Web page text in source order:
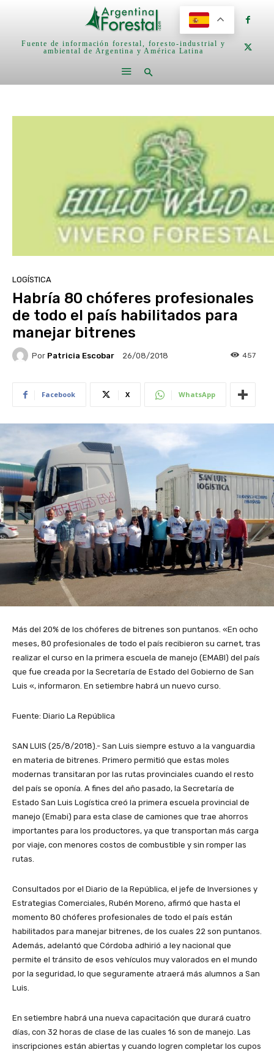
Fuente de información forestal, foresto-industrial y
ambiental de Argentina y América Latina
LOGÍSTICA
Habría 80 chóferes profesionales
de todo el país habilitados para
manejar bitrenes
Por Patricia Escobar 26/08/2018 457
Facebook X WhatsApp
Más del 20% de los chóferes de bitrenes son puntanos. «En ocho
meses, 80 profesionales de todo el país recibieron su carnet, tras
realizar el curso en la primera escuela de manejo (EMABI) del país
que fue creada por la Secretaría de Estado del Gobierno de San
Luis «, informaron. En setiembre habrá un nuevo curso.
Fuente: Diario La República
SAN LUIS (25/8/2018).- San Luis siempre estuvo a la vanguardia
en materia de bitrenes. Primero permitió que estas moles
modernas transitaran por las rutas provinciales cuando el resto
del país se oponía. A fines del año pasado, la Secretaría de
Estado San Luis Logística creó la primera escuela provincial de
manejo (Emabi) para esta clase de camiones que trae ahorros
importantes para los productores, ya que transportan más carga
por viaje, con menores costos de combustible y sin romper las
rutas.
Consultados por el Diario de la República, el jefe de Inversiones y
Estrategias Comerciales, Rubén Moreno, afirmó que hasta el
momento 80 chóferes profesionales de todo el país están
habilitados para manejar bitrenes, de los cuales 22 son puntanos.
Además, adelantó que Córdoba adhirió a ley nacional que
permite el tránsito de esos vehículos muy valorados en el mundo
por la seguridad, lo que seguramente atraerá más alumnos a San
Luis.
En setiembre habrá una nueva capacitación que durará cuatro
días, con 32 horas de clase de las cuales 16 son de manejo. Las
inscripciones están abiertas y cuando logren completar los cupos